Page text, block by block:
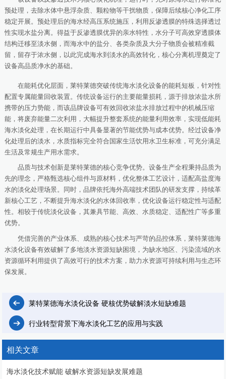
预处理，去除水体中悬浮杂质、颗粒物等干扰物质，保障后续核心净化工序
稳定开展。预处理后的海水经高压系统施压，利用反渗透膜的特殊选择透过
性实现水盐分离。得益于反渗透膜优异的亲水特性，水分子可高效穿透膜体
结构迁移至淡水侧，而海水中的盐分、各类杂质及大分子物质会被精准截
留，留存于浓水侧，以此完成海水到淡水的高效转化，核心分离机理奠定了
设备高品质净水的基础。
在能耗优化层面，莱特莱德突破传统海水淡化设备的能耗短板，针对性
配置专属能量回收装置。传统设备运行的主要能量损耗，源于排放浓盐水所
携带的压力势能，而该品牌设备可有效回收浓盐水排放过程中的机械压缩
能，将废弃能量二次利用，大幅提升整套系统的能量利用效率，实现低能耗
海水淡化处理，在长期运行中具备显著的节能优势与成本优势。经过设备净
化处理后的淡水，水质指标完全符合国家生活饮用水卫生标准，可充分满足
生活及常规生产用水需求。
品质与技术创新是莱特莱德的核心竞争优势。设备生产全程秉持品质为
先的理念，严格甄选核心组件与原材料，优化整体工艺设计，适配高盐度海
水的淡化处理场景。同时，品牌依托海外高端技术团队的研发支撑，持续革
新核心工艺，不断提升海水淡化的水体回收率，优化设备运行稳定性与适配
性。相较于传统淡化设备，其兼具节能、高效、水质稳定、适配性广等多重
优势。
凭借完善的产业体系、成熟的核心技术与严苛的品控体系，莱特莱德海
水淡化设备有效破解了多地淡水资源短缺困境，为缺水地区、污染流域的水
资源循环利用提供了高效可行的技术方案，助力水资源可持续利用与生态环
保发展。
莱特莱德海水淡化设备 硬核优势破解淡水短缺难题
行业转型背景下海水淡化工艺的应用与实践
相关文章
海水淡化技术赋能 破解水资源短缺发展难题